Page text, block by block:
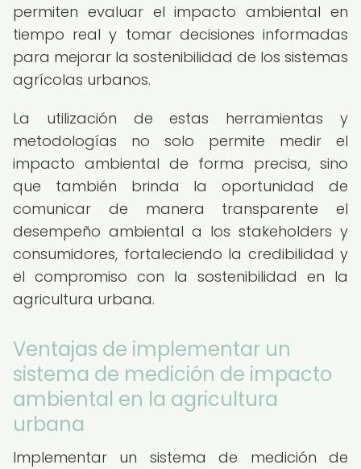
permiten evaluar el impacto ambiental en
tiempo real y tomar decisiones informadas
para mejorar la sostenibilidad de los sistemas
agrícolas urbanos.
La utilización de estas herramientas y
metodologías no solo permite medir el
impacto ambiental de forma precisa, sino
que también brinda la oportunidad de
comunicar de manera transparente el
desempeño ambiental a los stakeholders y
consumidores, fortaleciendo la credibilidad y
el compromiso con la sostenibilidad en la
agricultura urbana.
Ventajas de implementar un
sistema de medición de impacto
ambiental en la agricultura
urbana
Implementar un sistema de medición de